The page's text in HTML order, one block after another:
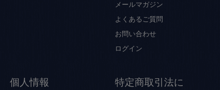
メールマガジン
よくあるご質問
お問い合わせ
ログイン
個人情報
特定商取引法に